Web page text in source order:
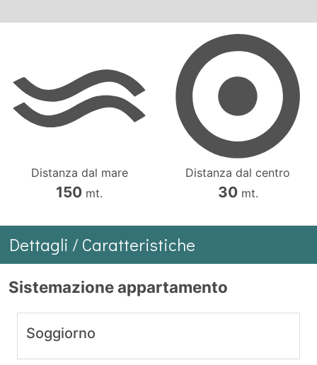
Distanza dal mare
150 mt.
Distanza dal centro
30mt.
Dettagli / Caratteristiche
Sistemazione appartamento
Soggiorno